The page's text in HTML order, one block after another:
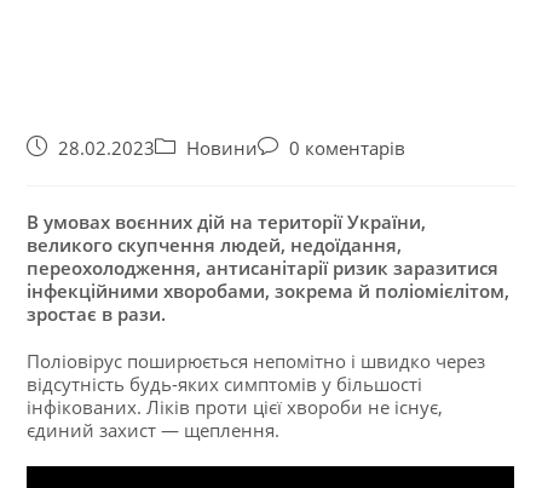
28.02.2023 Новини 0 коментарів
В умовах воєнних дій на території України,
великого скупчення людей, недоїдання,
переохолодження, антисанітарії ризик заразитися
інфекційними хворобами, зокрема й поліомієлітом,
зростає в рази.
Поліовірус поширюється непомітно і швидко через
відсутність будь-яких симптомів у більшості
інфікованих. Ліків проти цієї хвороби не існує,
єдиний захист — щеплення.